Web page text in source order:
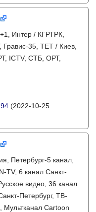
Интер / КГРТРК,
Гравис-35, ТЕТ / Киев,
ICTV, СТБ, ОРТ,
(2022-10-25
Петербург-5 канал,
TV, 6 канал Санкт-
видео, 36 канал
Петербург, ТВ-
Cartoon